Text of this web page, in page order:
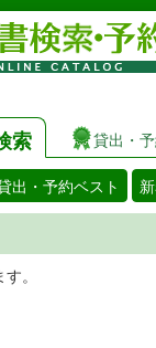
索 貸出・
出・予約ベスト
ることがで